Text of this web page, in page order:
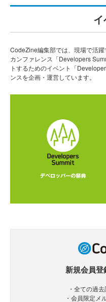
CodeZine編集部では、現場で活
カンファレンス「Developers
トするためのイベント「
ンスを企画・運営しています。
新規会員登
・全ての過
・会員限定メ